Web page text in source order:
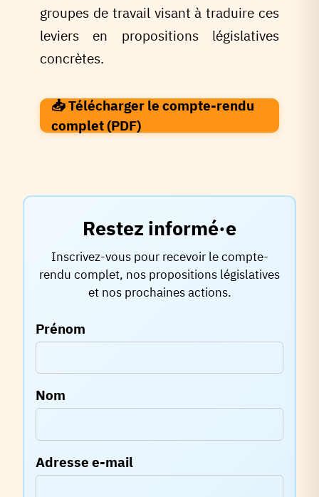
groupes de travail visant à traduire ces
leviers en propositions législatives
concrètes.
📥 Télécharger le compte-rendu
complet (PDF)
Restez informé·e
Inscrivez-vous pour recevoir le compte-
rendu complet, nos propositions législatives
et nos prochaines actions.
Prénom
Nom
Adresse e-mail